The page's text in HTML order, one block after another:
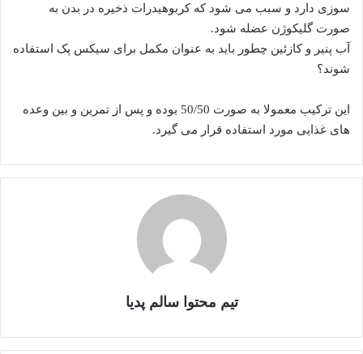
سوزی دارد و سبب می شود که کربوهیدرات ذخیره در بدن به
صورت گلیکوژن عضله شود.
آب پنیر و کازئین چطور باید به عنوان مکمل برای سیکس پک استفاده
شوند؟
این ترکیب معمولا به صورت 50/50 بوده و پس از تمرین و بین وعده
های غذایی مورد استفاده قرار می گیرد.
تیم محتوا سالم پدیا